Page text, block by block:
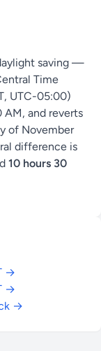
saving —
Time
UTC-05:00)
AM, and reverts
of November
difference is
10 hours 30
→
→
→